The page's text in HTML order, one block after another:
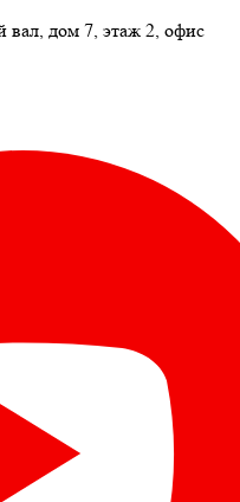
вал, дом 7, этаж 2, офис